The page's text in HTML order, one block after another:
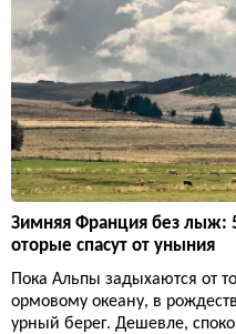
Зимняя Франция без лыж:
оторые спасут от уныния
Пока Альпы задыхаются от
ормовому океану, в
урный берег. Дешевле,